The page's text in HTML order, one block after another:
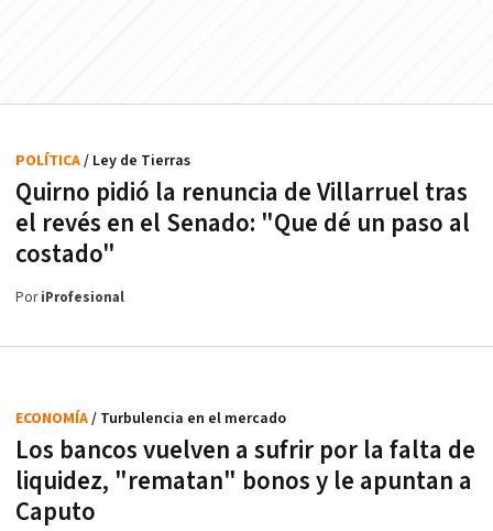
Quirno pidió la renuncia de Villarruel tras
el revés en el Senado: "Que dé un paso al
costado"
POLÍTICA/ Ley de Tierras
PoriProfesional
Los bancos vuelven a sufrir por la falta de
liquidez, "rematan" bonos y le apuntan a
Caputo
ECONOMÍA/ Turbulencia en el mercado